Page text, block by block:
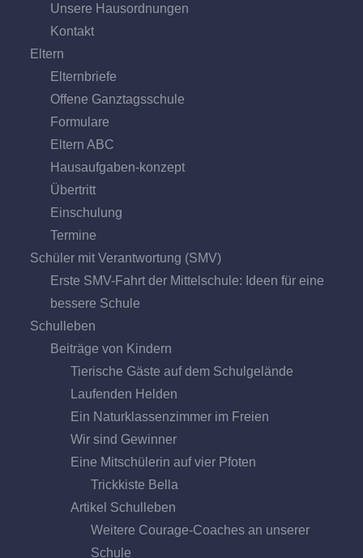
Unsere Hausordnungen
Kontakt
Eltern
Elternbriefe
Offene Ganz­tags­schule
Formulare
Eltern ABC
Hausaufgaben-konzept
Übertritt
Einschulung
Termine
Schüler mit Verantwortung (SMV)
Erste SMV-Fahrt der Mittelschule: Ideen für eine
bessere Schule
Schulleben
Beiträge von Kindern
Tierische Gäste auf dem Schulgelände
Laufenden Helden
Ein Naturklassenzimmer im Freien
Wir sind Gewinner
Eine Mitschülerin auf vier Pfoten
Trickkiste Bella
Artikel Schulleben
Weitere Courage-Coaches an unserer
Schule